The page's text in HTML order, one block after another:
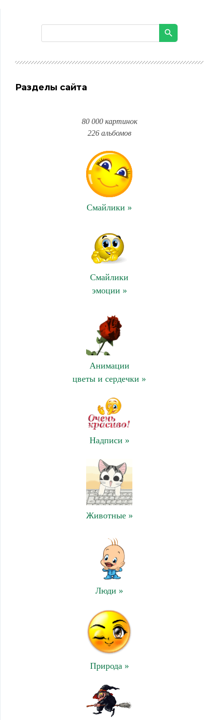
Разделы сайта
80 000 картинок
226 альбомов
Смайлики »
Смайлики
эмоции »
Анимации
цветы и сердечки »
Надписи »
Животные »
Люди »
Природа »